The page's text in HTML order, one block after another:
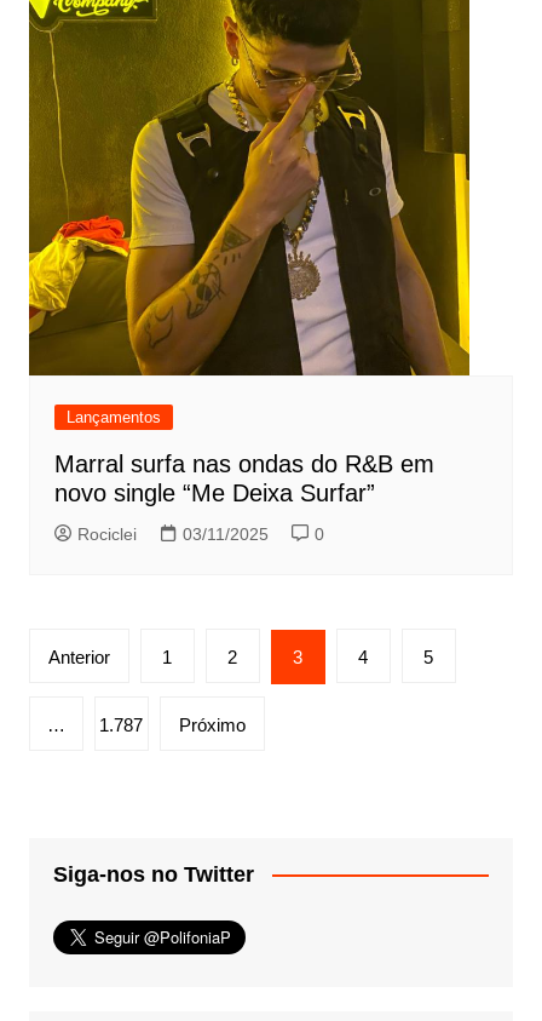
Lançamentos
Marral surfa nas ondas do R&B em
novo single “Me Deixa Surfar”
Rociclei 03/11/2025 0
Paginação
posts
Anterior 1 2 3 4 5
… 1.787 Próximo
Siga-nos no Twitter